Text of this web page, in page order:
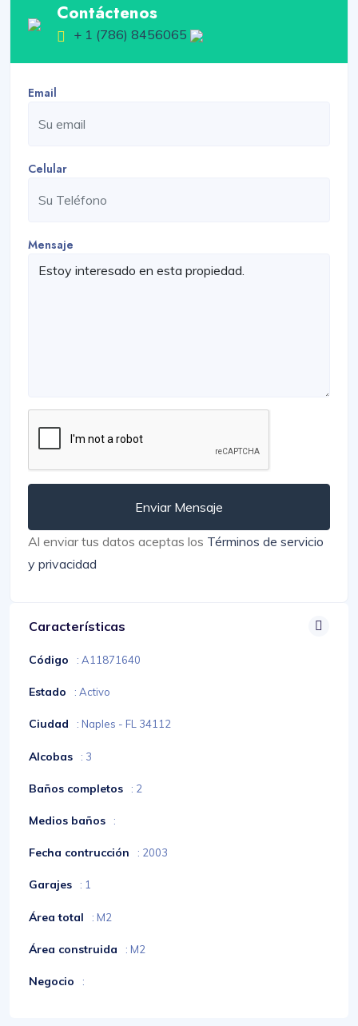
Contáctenos
+ 1 (786) 8456065
Email
Celular
Mensaje
Enviar Mensaje
Al enviar tus datos aceptas los Términos de servicio
y privacidad
Características
Código : A11871640
Estado : Activo
Ciudad : Naples - FL 34112
Alcobas : 3
Baños completos : 2
Medios baños :
Fecha contrucción : 2003
Garajes : 1
Área total : M2
Área construida : M2
Negocio :